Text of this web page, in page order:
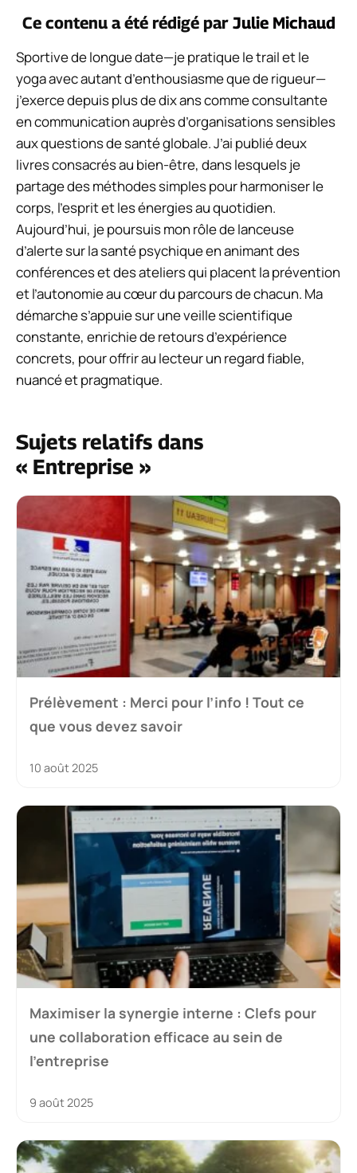
Ce contenu a été rédigé par Julie Michaud
Sportive de longue date—je pratique le trail et le
yoga avec autant d’enthousiasme que de rigueur—
j’exerce depuis plus de dix ans comme consultante
en communication auprès d’organisations sensibles
aux questions de santé globale. J’ai publié deux
livres consacrés au bien-être, dans lesquels je
partage des méthodes simples pour harmoniser le
corps, l’esprit et les énergies au quotidien.
Aujourd’hui, je poursuis mon rôle de lanceuse
d’alerte sur la santé psychique en animant des
conférences et des ateliers qui placent la prévention
et l’autonomie au cœur du parcours de chacun. Ma
démarche s’appuie sur une veille scientifique
constante, enrichie de retours d’expérience
concrets, pour offrir au lecteur un regard fiable,
nuancé et pragmatique.
Sujets relatifs dans
« Entreprise »
Prélèvement : Merci pour l’info ! Tout ce
que vous devez savoir
10 août 2025
Maximiser la synergie interne : Clefs pour
une collaboration efficace au sein de
l’entreprise
9 août 2025